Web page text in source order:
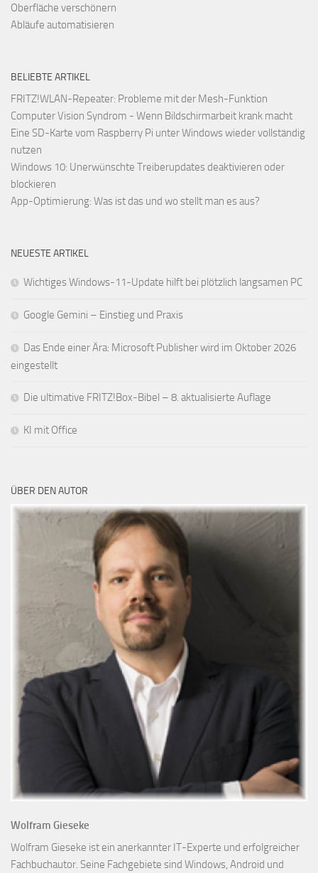
Oberfläche verschönern
Abläufe automatisieren
BELIEBTE ARTIKEL
FRITZ!WLAN-Repeater: Probleme mit der Mesh-Funktion
Computer Vision Syndrom - Wenn Bildschirmarbeit krank macht
Eine SD-Karte vom Raspberry Pi unter Windows wieder vollständig
nutzen
Windows 10: Unerwünschte Treiberupdates deaktivieren oder
blockieren
App-Optimierung: Was ist das und wo stellt man es aus?
NEUESTE ARTIKEL
Wichtiges Windows-11-Update hilft bei plötzlich langsamen PC
Google Gemini – Einstieg und Praxis
Das Ende einer Ära: Microsoft Publisher wird im Oktober 2026
eingestellt
Die ultimative FRITZ!Box-Bibel – 8. aktualisierte Auflage
KI mit Office
ÜBER DEN AUTOR
Wolfram Gieseke
Wolfram Gieseke ist ein anerkannter IT-Experte und erfolgreicher
Fachbuchautor. Seine Fachgebiete sind Windows, Android und